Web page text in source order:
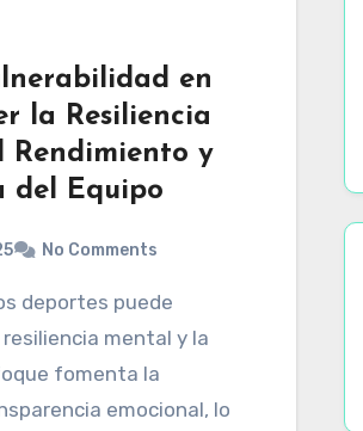
en
la Resiliencia
Rendimiento y
del Equipo
No Comments
mental y la
fomenta la
emocional, lo